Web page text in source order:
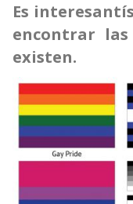
Es
encontrar
existen.